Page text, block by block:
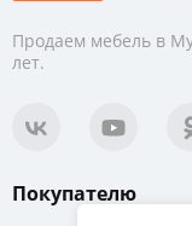
Продаем мебель в
лет.
Покупателю